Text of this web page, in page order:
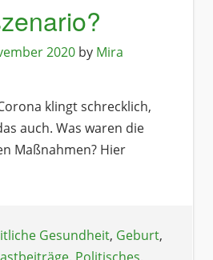
2020 by Mira
klingt schrecklich,
auch. Was waren die
Maßnahmen? Hier
Gesundheit, Geburt,